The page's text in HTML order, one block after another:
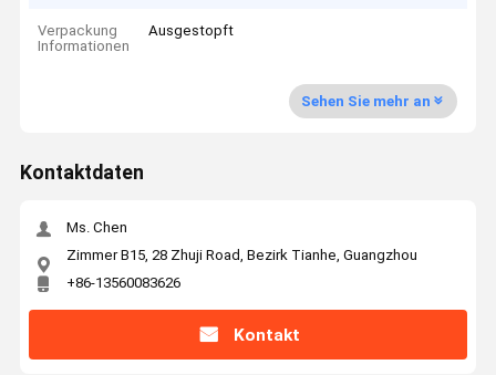
Verpackung
Informationen
Ausgestopft
Sehen Sie mehr an
Kontaktdaten
Ms. Chen
Zimmer B15, 28 Zhuji Road, Bezirk Tianhe, Guangzhou
+86-13560083626
Kontakt